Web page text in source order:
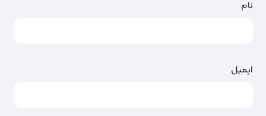
نام
ایمیل